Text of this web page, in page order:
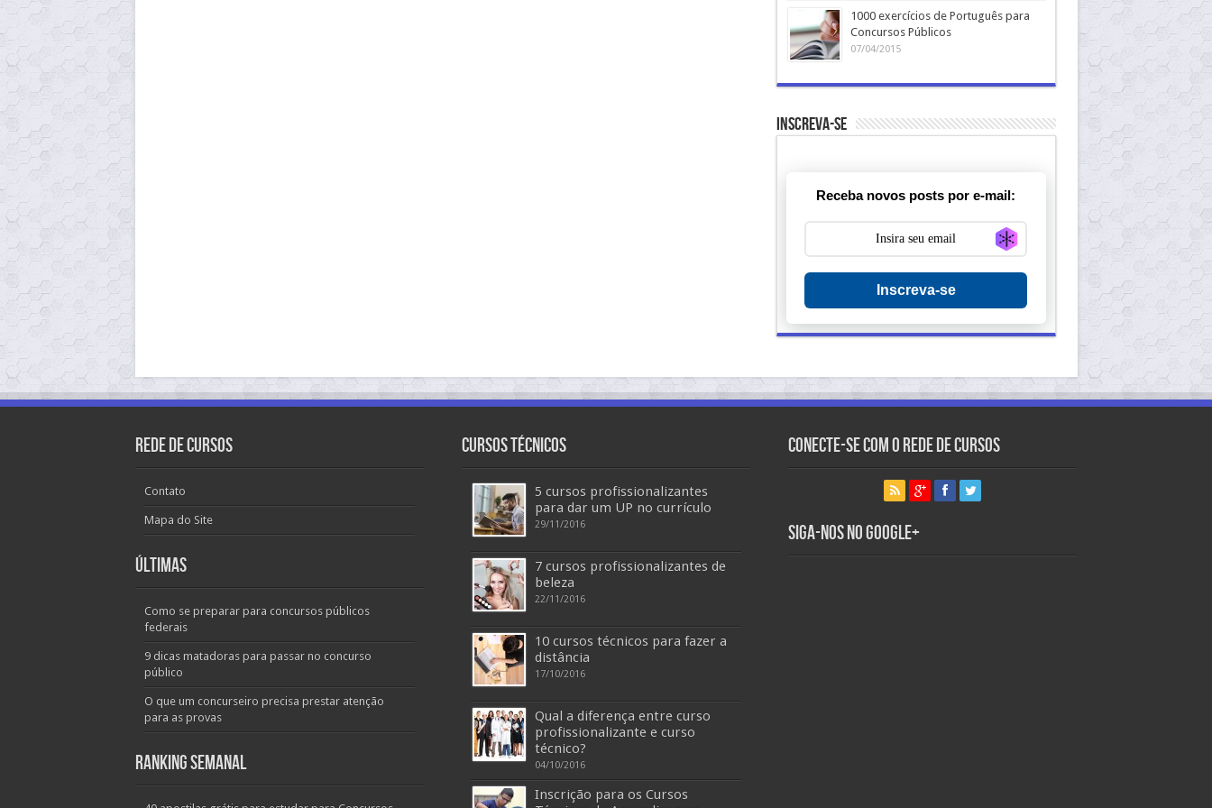
1000 exercícios de Português para
Concursos Públicos
07/04/2015
Inscreva-se
Receba novos posts por e-mail:
Inscreva-se
Rede de Cursos
Contato
Mapa do Site
Últimas
Como se preparar para concursos públicos
federais
9 dicas matadoras para passar no concurso
público
O que um concurseiro precisa prestar atenção
para as provas
Ranking Semanal
Cursos Técnicos
5 cursos profissionalizantes
para dar um UP no currículo
29/11/2016
7 cursos profissionalizantes de
beleza
22/11/2016
10 cursos técnicos para fazer a
distância
17/10/2016
Qual a diferença entre curso
profissionalizante e curso
técnico?
04/10/2016
Inscrição para os Cursos
Conecte-se com o Rede de Cursos
Siga-nos no Google+